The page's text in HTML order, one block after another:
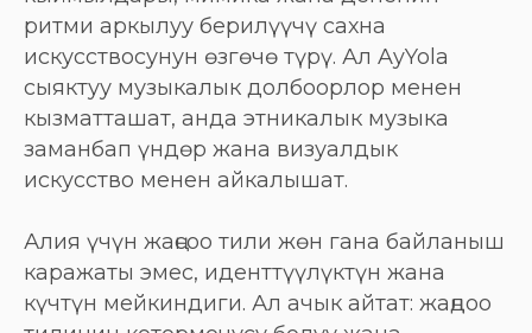
ритми аркылуу берилүүчү сахна
искусствосунун өзгөчө түрү. Ал AyYola
сыяктуу музыкалык долбоорлор менен
кызматташат, анда этникалык музыка
заманбап үндөр жана визуалдык
искусство менен айкалышат.
Алия үчүн жаңсоо тили жөн гана байланыш
каражаты эмес, иденттүүлүктүн жана
күчтүн мейкиндиги. Ал ачык айтат: жаңдоо